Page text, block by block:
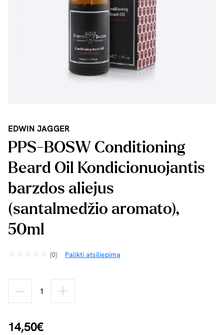
EDWIN JAGGER
PPS-BOSW Conditioning
Beard Oil Kondicionuojantis
barzdos aliejus
(santalmedžio aromato),
50ml
(0) Palikti atsiliepimą
14,50€